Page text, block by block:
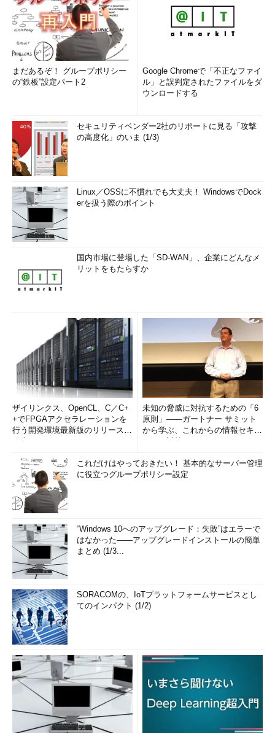
まだあるぞ！ グループポリシー
の“鉄板”設定パート2
Google Chromeで「不正なファイ
ル」と誤判定されたファイルをダ
ウンロードする
セキュリティベンダー2社のリポートに見る「攻撃
の高度化」のいま (1/3)
Linux／OSSに不慣れでも大丈夫！ WindowsでDock
erを扱う際のポイント
国内市場に登場した「SD-WAN」、企業にどんなメ
リットをもたらすか
ザイリンクス、OpenCL、C／C+
+でFPGAアクセラレーションを
行う開発環境最新版のリリースを
未知の脅威に対抗するための「6
原則」――ガートナー サミット
から学ぶ、これからの情報セキュ
これだけはやっておきたい！ 基本的なサーバー管理
に役立つグループポリシー設定
“Windows 10へのアップグレード：失敗”はエラーで
はなかった――アップグレードインストールの簡単
まとめ (1/3...
SORACOMの、IoTプラットフォームサービスとし
てのインパクト (1/2)